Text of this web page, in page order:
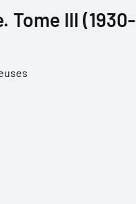
Tome III (1930-